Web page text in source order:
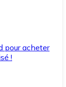
pour acheter
!